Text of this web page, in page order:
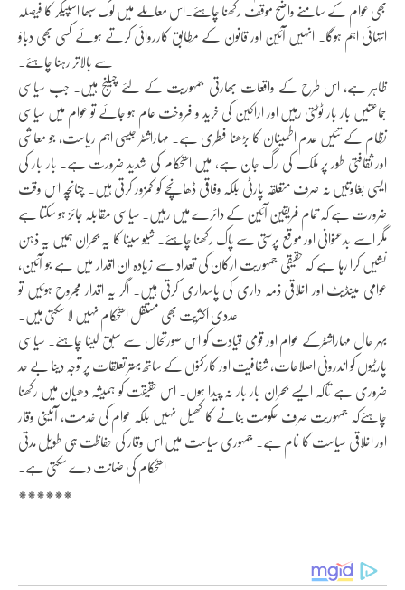
بھی عوام کے سامنے واضح موقف رکھنا چاہئے۔اس معاملے میں لوک سبھا اسپیکر کا فیصلہ
انتہائی اہم ہوگا۔ انہیں آئین اور قانون کے مطابق کارروائی کرتے ہوئے کسی بھی دباؤ
سے بالاتر رہنا چاہئے۔
ظاہر ہے، اس طرح کے واقعات بھارتی جمہوریت کے لئے چیلنج ہیں۔ جب سیاسی
جماعتیں بار بار ٹوٹتی رہیں اور اراکین کی خرید و فروخت عام ہو جائے تو عوام میں سیاسی
نظام کے تئیں عدم اطمینان کا بڑھنا فطری ہے۔ مہاراشٹر جیسی اہم ریاست، جو معاشی
اور ثقافتی طور پر ملک کی رگ جان ہے، میں استحکام کی شدید ضرورت ہے۔ بار بار کی
ایسی بغاوتیں نہ صرف متعلقہ پارٹی بلکہ وفاقی ڈھانچے کو کمزور کرتی ہیں۔ چنانچہ اس وقت
ضرورت ہے کہ تمام فریقین آئین کے دائرے میں رہیں۔ سیاسی مقابلہ جائز ہو سکتا ہے
مگر اسے بدعنوانی اور موقع پرستی سے پاک رکھنا چاہئے۔ شیو سینا کا یہ بحران ہمیں یہ ذہن
نشیں کرا رہا ہے کہ حقیقی جمہوریت ارکان کی تعداد سے زیادہ ان اقدار میں ہے جو آئین،
عوامی مینڈیٹ اور اخلاقی ذمہ داری کی پاسداری کرتی ہیں۔ اگر یہ اقدار مجروح ہوئیں تو
عددی اکثریت بھی مستقل استحکام نہیں لا سکتی ہیں۔
بہر حال مہاراشٹرکے عوام اور قومی قیادت کو اس صورتحال سے سبق لینا چاہئے۔ سیاسی
پارٹیوں کو اندرونی اصلاحات، شفافیت اور کارکنوں کے ساتھ بہتر تعلقات پر توجہ دینا بے حد
ضروری ہے تاکہ ایسے بحران بار بار نہ پیدا ہوں۔ اس حقیقت کو ہمیشہ دھیان میں رکھنا
چاہئےکہ جمہوریت صرف حکومت بنانے کا کھیل نہیں بلکہ عوام کی خدمت، آئینی وقار
اور اخلاقی سیاست کا نام ہے۔ جمہوری سیاست میں اس وقار کی حفاظت ہی طویل مدتی
استحکام کی ضمانت دے سکتی ہے۔
******